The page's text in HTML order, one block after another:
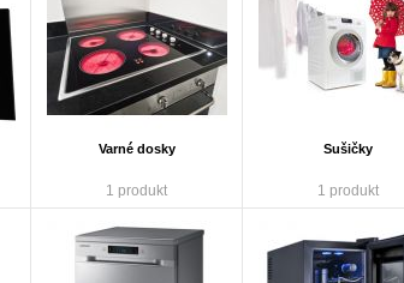
Varné dosky
1 produkt
Sušičky
1 produkt